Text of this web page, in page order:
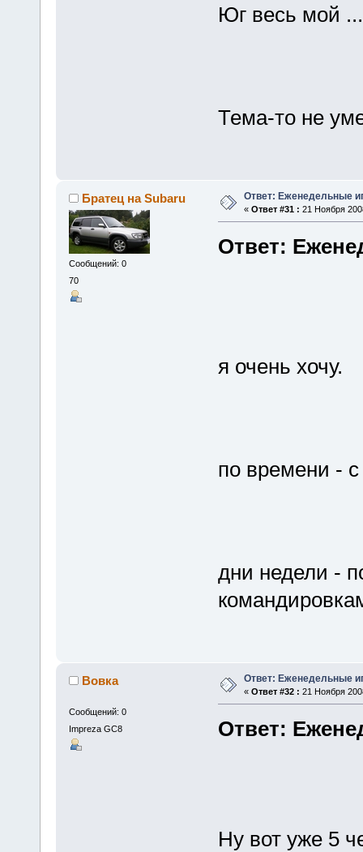
Юг весь мой
Тема-то не
Братец на Subaru
Сообщений: 0
70
Ответ: Еженедельные
« Ответ #31 : 21 Ноября
Ответ:
я очень хочу.
по времени -
дни недели -
Вовка
Сообщений: 0
Impreza GC8
Ответ: Еженедельные
« Ответ #32 : 21 Ноября
Ответ:
Ну вот уже 5